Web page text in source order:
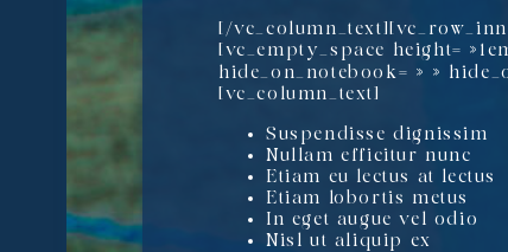
[/
[vc_empty_space height=
hide_on_notebook= » »
[vc_column_text]
Suspendisse dignissim
Nullam efficitur nunc
Etiam eu lectus at lectus
Etiam lobortis metus
In eget augue vel odio
Nisl ut aliquip ex